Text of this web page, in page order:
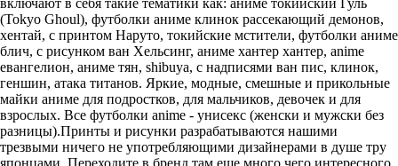
включают в себя такие тематики как: аниме токийский Гуль
(Tokyo Ghoul), футболки аниме клинок рассекающий демонов,
хентай, с принтом Наруто, токийские мстители, футболки аниме
блич, с рисунком ван Хельсинг, аниме хантер хантер, anime
евангелион, аниме тян, shibuya, с надписями ван пис, клинок,
геншин, атака титанов. Яркие, модные, смешные и прикольные
майки аниме для подростков, для мальчиков, девочек и для
взрослых. Все футболки anime - унисекс (женски и мужски без
разницы).Принты и рисунки разрабатываются нашими
трезвыми ничего не употребляющими дизайнерами в душе тру
японцами. Переходите в бренд там еще много чего интересного